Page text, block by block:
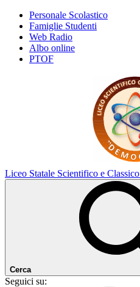
Personale Scolastico
Famiglie Studenti
Web Radio
Albo online
PTOF
Liceo Statale Scientifico e Classico
Cerca
Seguici su: